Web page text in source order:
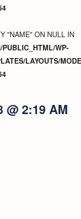
"NAME" ON NULL IN
WP-
LAYOUTS/
@ 2:19 AM